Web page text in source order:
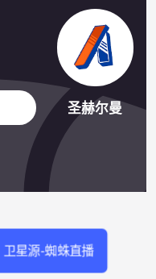
圣赫尔曼
卫星源-蜘蛛直播